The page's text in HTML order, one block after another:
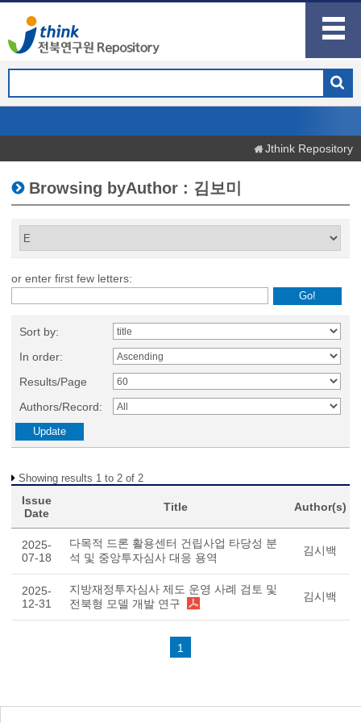
Jthink Repository
Browsing byAuthor : 김보미
or enter first few letters:
Sort by:
In order:
Results/Page
Authors/Record:
Showing results 1 to 2 of 2
Issue
Date
Title Author(s)
2025-
07-18
다목적 드론 활용센터 건립사업 타당성 분
석 및 중앙투자심사 대응 용역
김시백
2025-
12-31
지방재정투자심사 제도 운영 사례 검토 및
전북형 모델 개발 연구
김시백
1